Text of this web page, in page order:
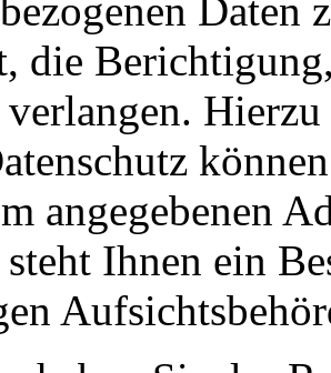
Daten
die
angegebenen
Ihnen ein